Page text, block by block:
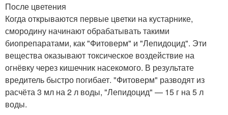
После цветения
Когда открываются первые цветки на кустарнике,
смородину начинают обрабатывать такими
биопрепаратами, как "Фитоверм" и "Лепидоцид". Эти
вещества оказывают токсическое воздействие на
огнёвку через кишечник насекомого. В результате
вредитель быстро погибает. "Фитоверм" разводят из
расчёта 3 мл на 2 л воды, "Лепидоцид" — 15 г на 5 л
воды.